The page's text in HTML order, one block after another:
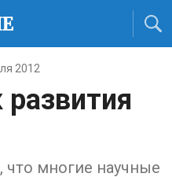
2012
многие научные